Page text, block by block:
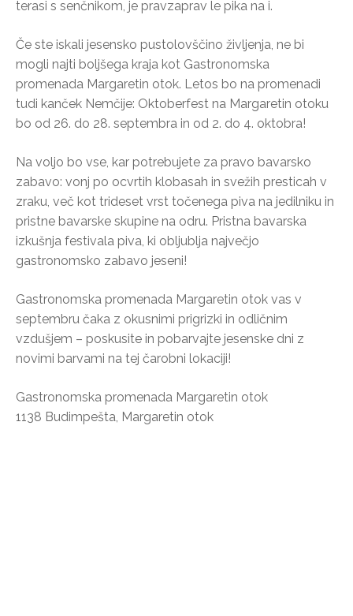
terasi s senčnikom, je pravzaprav le pika na i.
Če ste iskali jesensko pustolovščino življenja, ne bi
mogli najti boljšega kraja kot Gastronomska
promenada Margaretin otok. Letos bo na promenadi
tudi kanček Nemčije: Oktoberfest na Margaretin otoku
bo od 26. do 28. septembra in od 2. do 4. oktobra!
Na voljo bo vse, kar potrebujete za pravo bavarsko
zabavo: vonj po ocvrtih klobasah in svežih presticah v
zraku, več kot trideset vrst točenega piva na jedilniku in
pristne bavarske skupine na odru. Pristna bavarska
izkušnja festivala piva, ki obljublja največjo
gastronomsko zabavo jeseni!
Gastronomska promenada Margaretin otok vas v
septembru čaka z okusnimi prigrizki in odličnim
vzdušjem – poskusite in pobarvajte jesenske dni z
novimi barvami na tej čarobni lokaciji!
Gastronomska promenada Margaretin otok
1138 Budimpešta, Margaretin otok